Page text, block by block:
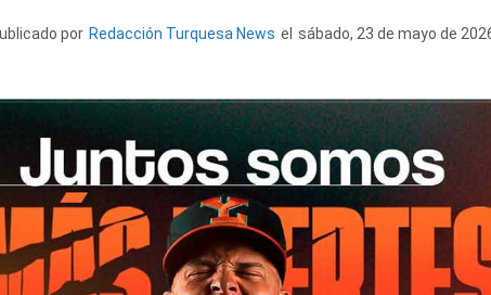
por Redacción Turquesa News el sábado, 23 de mayo de